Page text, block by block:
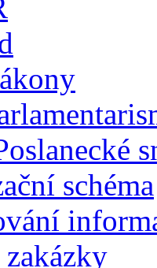
schéma